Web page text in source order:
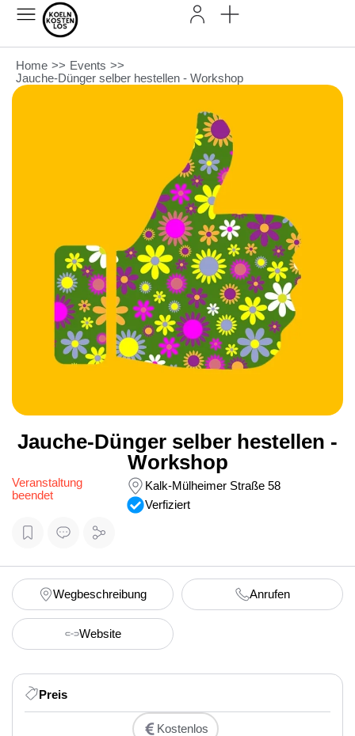
Home >> Events >>
Jauche-Dünger selber hestellen - Workshop
Jauche-Dünger selber hestellen -
Workshop
Veranstaltung
beendet
Kalk-Mülheimer Straße 58
Verfiziert
Wegbeschreibung Anrufen
Website
Preis
Kostenlos